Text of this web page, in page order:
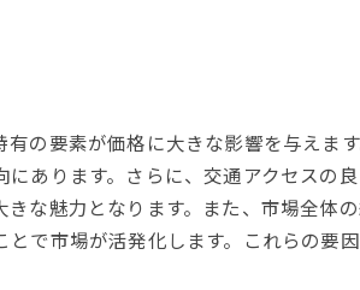
の要素が価格に大きな影響を与えま
あります。さらに、交通アクセスの
な魅力となります。また、市場全体
で市場が活発化します。これらの要